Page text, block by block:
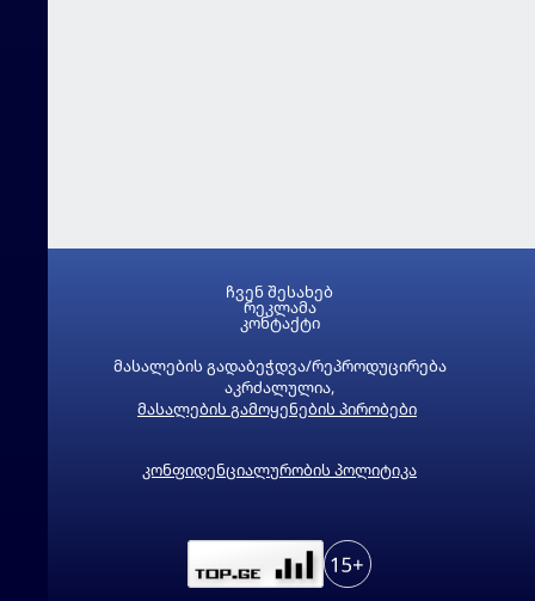
მასალების გადაბეჭდვა/რეპროდუცირება
აკრძალულია,
მასალების გამოყენების პირობები
კონფიდენციალურობის პოლიტიკა
ჩვენ შესახებ
რეკლამა
კონტაქტი